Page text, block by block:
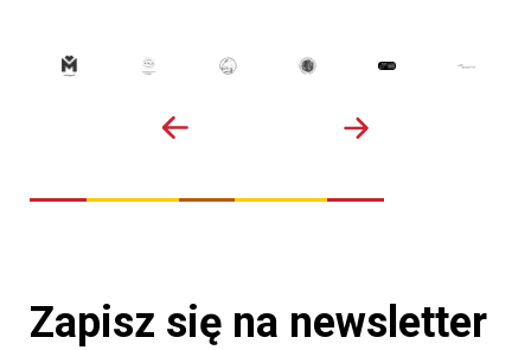
Zapisz się na newsletter